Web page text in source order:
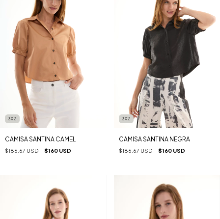
3X2
CAMISA SANTINA CAMEL
$186.67 USD $160 USD
3X2
CAMISA SANTINA NEGRA
$186.67 USD $160 USD